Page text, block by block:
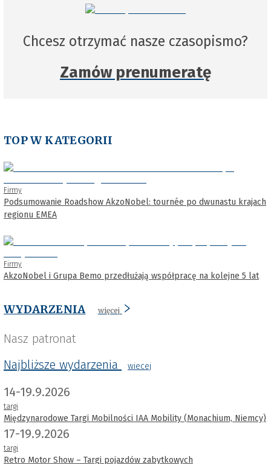
Chcesz otrzymać nasze czasopismo?
Zamów prenumeratę
TOP W KATEGORII
Firmy
Podsumowanie Roadshow AkzoNobel: tournée po dwunastu krajach
regionu EMEA
Firmy
AkzoNobel i Grupa Bemo przedłużają współpracę na kolejne 5 lat
WYDARZENIA więcej
Nasz patronat
Najbliższe wydarzenia
wiecej
14-19.9.2026
targi
Międzynarodowe Targi Mobilności IAA Mobility (Monachium, Niemcy)
17-19.9.2026
targi
Retro Motor Show – Targi pojazdów zabytkowych